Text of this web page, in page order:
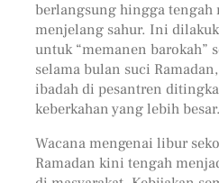
berlangsung hingga tengah
menjelang sahur. Ini
untuk “memanen barokah”
selama bulan suci
ibadah di pesantren
keberkahan yang lebih besar.
Wacana mengenai libur
Ramadan kini tengah